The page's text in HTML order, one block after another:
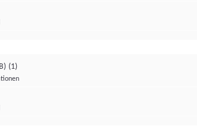
(1)